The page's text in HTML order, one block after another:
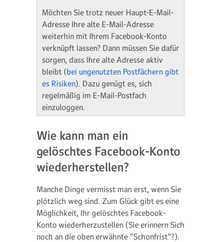
Möchten Sie trotz neuer Haupt-E-Mail-
Adresse Ihre alte E-Mail-Adresse
weiterhin mit Ihrem Facebook-Konto
verknüpft lassen? Dann müssen Sie dafür
sorgen, dass Ihre alte Adresse aktiv
bleibt (bei ungenutzten Postfächern gibt
es Risiken). Dazu genügt es, sich
regelmäßig im E-Mail-Postfach
einzuloggen.
Wie kann man ein
gelöschtes Facebook-Konto
wiederherstellen?
Manche Dinge vermisst man erst, wenn Sie
plötzlich weg sind. Zum Glück gibt es eine
Möglichkeit, Ihr gelöschtes Facebook-
Konto wiederherzustellen (Sie erinnern Sich
noch an die oben erwähnte "Schonfrist"?).